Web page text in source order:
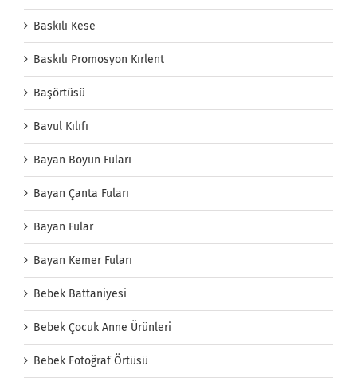
Baskılı Kese
Baskılı Promosyon Kırlent
Başörtüsü
Bavul Kılıfı
Bayan Boyun Fuları
Bayan Çanta Fuları
Bayan Fular
Bayan Kemer Fuları
Bebek Battaniyesi
Bebek Çocuk Anne Ürünleri
Bebek Fotoğraf Örtüsü